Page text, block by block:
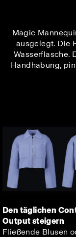
Magic
ausgelegt. Die
Wasserflasche.
Handhabung,
Den täglichen
Output steigern
Fließende Blusen